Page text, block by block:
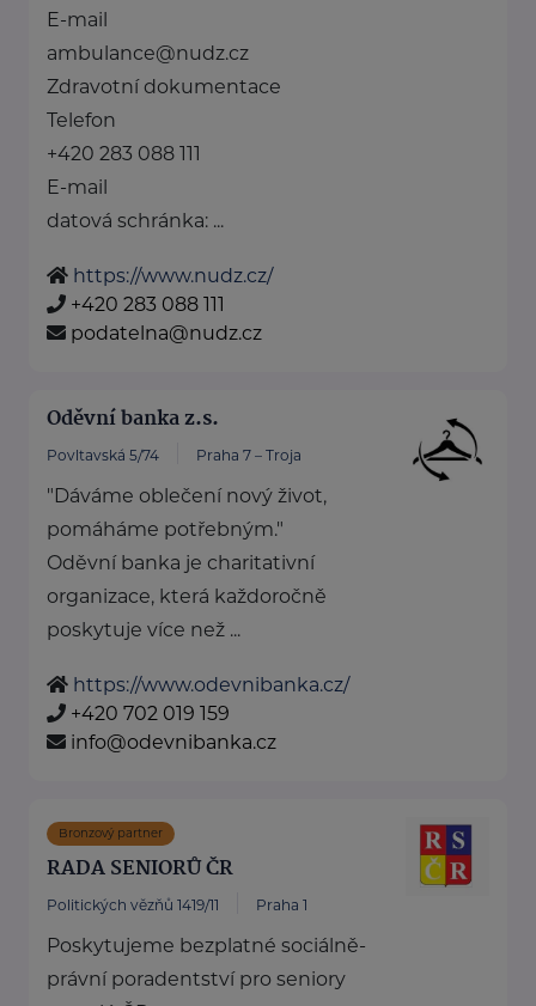
E-mail
ambulance@nudz.cz
Zdravotní dokumentace
Telefon
+420 283 088 111
E-mail
datová schránka: ...
https://www.nudz.cz/
+420 283 088 111
podatelna@nudz.cz
Oděvní banka z.s.
Povltavská 5/74 Praha 7 – Troja
"Dáváme oblečení nový život,
pomáháme potřebným."
Oděvní banka je charitativní
organizace, která každoročně
poskytuje více než ...
https://www.odevnibanka.cz/
+420 702 019 159
info@odevnibanka.cz
Bronzový partner
RADA SENIORŮ ČR
Politických vězňů 1419/11 Praha 1
Poskytujeme bezplatné sociálně-
právní poradentství pro seniory